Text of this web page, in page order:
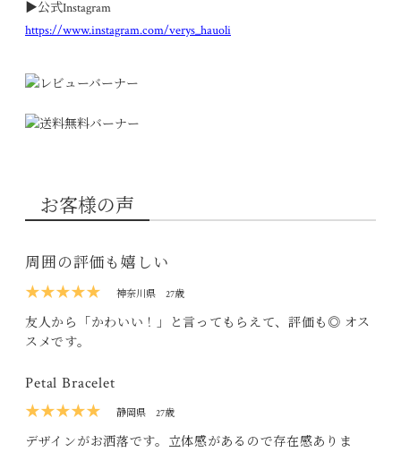
▶︎公式Instagram
https://www.instagram.com/verys_hauoli
お客様の声
周囲の評価も嬉しい
★★★★★
神奈川県 27歳
友人から「かわいい！」と言ってもらえて、評価も◎ オス
スメです。
Petal Bracelet
★★★★★
静岡県 27歳
デザインがお洒落です。立体感があるので存在感ありま